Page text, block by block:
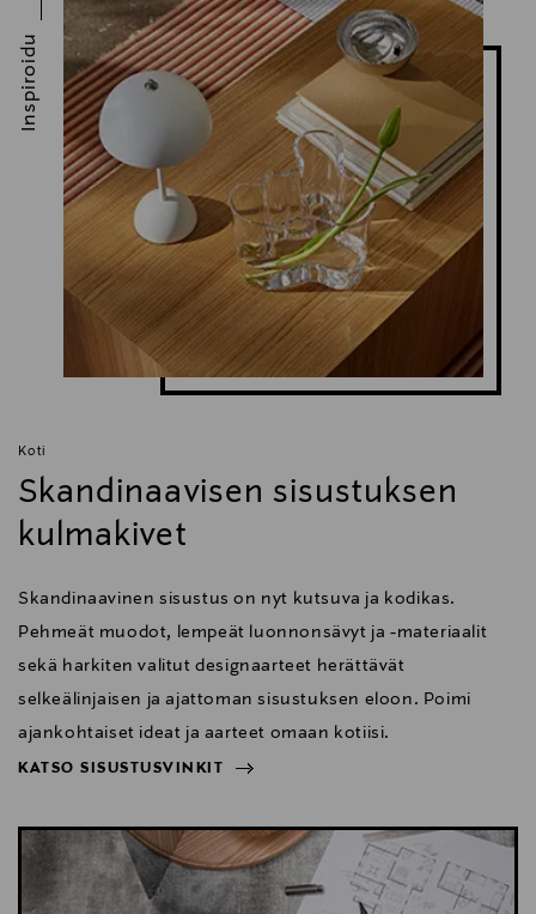
Koti
Skandinaavisen sisustuksen
kulmakivet
Skandinaavinen sisustus on nyt kutsuva ja kodikas.
Pehmeät muodot, lempeät luonnonsävyt ja -materiaalit
sekä harkiten valitut designaarteet herättävät
selkeälinjaisen ja ajattoman sisustuksen eloon. Poimi
ajankohtaiset ideat ja aarteet omaan kotiisi.
KATSO SISUSTUSVINKIT
Inspiroidu
KATSO SISUSTUSVINKIT